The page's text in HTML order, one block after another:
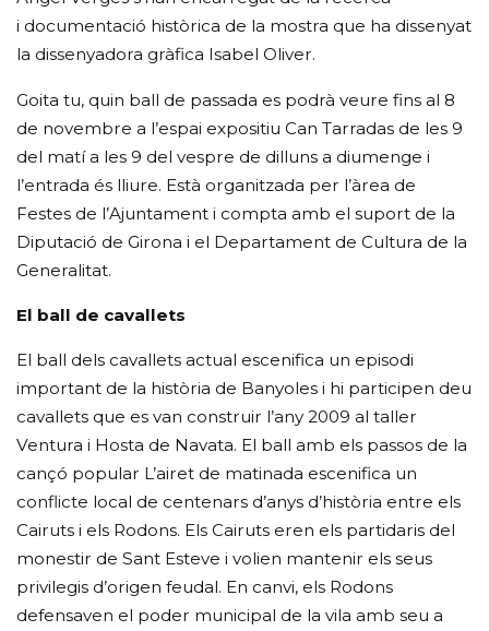
i documentació històrica de la mostra que ha dissenyat
la dissenyadora gràfica Isabel Oliver.
Goita tu, quin ball de passada es podrà veure fins al 8
de novembre a l’espai expositiu Can Tarradas de les 9
del matí a les 9 del vespre de dilluns a diumenge i
l’entrada és lliure. Està organitzada per l’àrea de
Festes de l’Ajuntament i compta amb el suport de la
Diputació de Girona i el Departament de Cultura de la
Generalitat.
El ball de cavallets
El ball dels cavallets actual escenifica un episodi
important de la història de Banyoles i hi participen deu
cavallets que es van construir l’any 2009 al taller
Ventura i Hosta de Navata. El ball amb els passos de la
cançó popular L’airet de matinada escenifica un
conflicte local de centenars d’anys d’història entre els
Cairuts i els Rodons. Els Cairuts eren els partidaris del
monestir de Sant Esteve i volien mantenir els seus
privilegis d’origen feudal. En canvi, els Rodons
defensaven el poder municipal de la vila amb seu a